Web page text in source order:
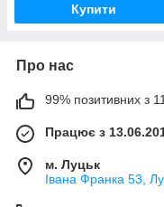
Купити
Про нас
99% позитивних з
Працює з
м. Луцьк
Івана Франка 53,